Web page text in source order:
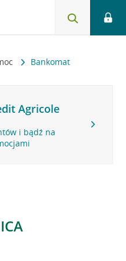
Bankomat
Agricole
i bądź na